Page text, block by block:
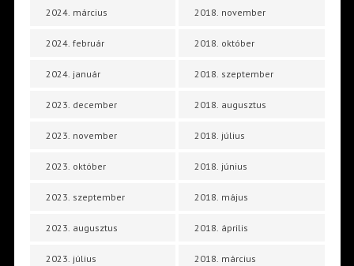
2024. március
2024. február
2024. január
2023. december
2023. november
2023. október
2023. szeptember
2023. augusztus
2023. július
2018. november
2018. október
2018. szeptember
2018. augusztus
2018. július
2018. június
2018. május
2018. április
2018. március